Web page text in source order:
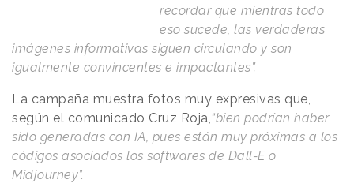
recordar que mientras todo
eso sucede, las verdaderas
imágenes informativas siguen circulando y son
igualmente convincentes e impactantes”.
La campaña muestra fotos muy expresivas que,
según el comunicado Cruz Roja,“bien podrían haber
sido generadas con IA, pues están muy próximas a los
códigos asociados los softwares de Dall-E o
Midjourney”.